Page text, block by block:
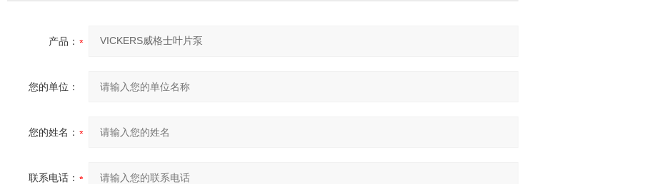
产品：
您的单位：
您的姓名：
联系电话：